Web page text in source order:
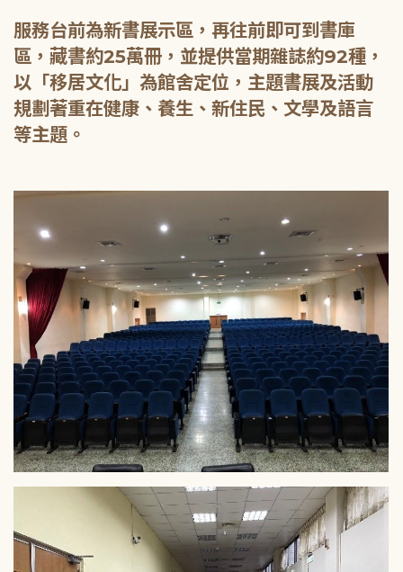
服務台前為新書展示區，再往前即可到書庫
區，藏書約25萬冊，並提供當期雜誌約92種，
以「移居文化」為館舍定位，主題書展及活動
規劃著重在健康、養生、新住民、文學及語言
等主題。